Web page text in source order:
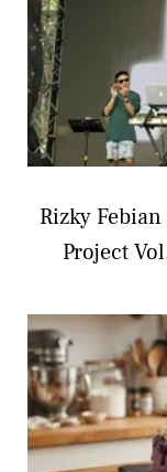
Rizky
Project